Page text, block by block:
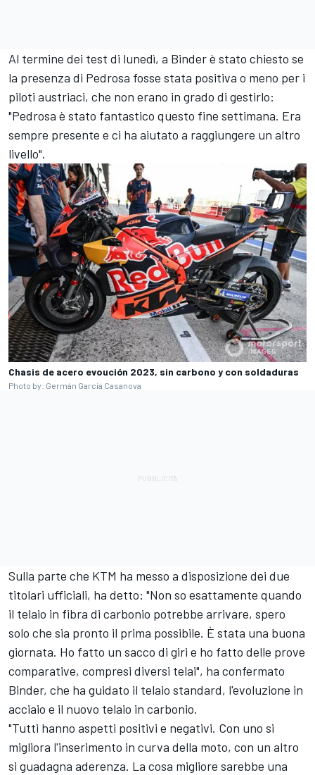
Al termine dei test di lunedì, a Binder è stato chiesto se
la presenza di Pedrosa fosse stata positiva o meno per i
piloti austriaci, che non erano in grado di gestirlo:
"Pedrosa è stato fantastico questo fine settimana. Era
sempre presente e ci ha aiutato a raggiungere un altro
livello".
Chasis de acero evoución 2023, sin carbono y con soldaduras
Photo by: Germán Garcia Casanova
Sulla parte che KTM ha messo a disposizione dei due
titolari ufficiali, ha detto: "Non so esattamente quando
il telaio in fibra di carbonio potrebbe arrivare, spero
solo che sia pronto il prima possibile. È stata una buona
giornata. Ho fatto un sacco di giri e ho fatto delle prove
comparative, compresi diversi telai", ha confermato
Binder, che ha guidato il telaio standard, l'evoluzione in
acciaio e il nuovo telaio in carbonio.
"Tutti hanno aspetti positivi e negativi. Con uno si
migliora l'inserimento in curva della moto, con un altro
si guadagna aderenza. La cosa migliore sarebbe una